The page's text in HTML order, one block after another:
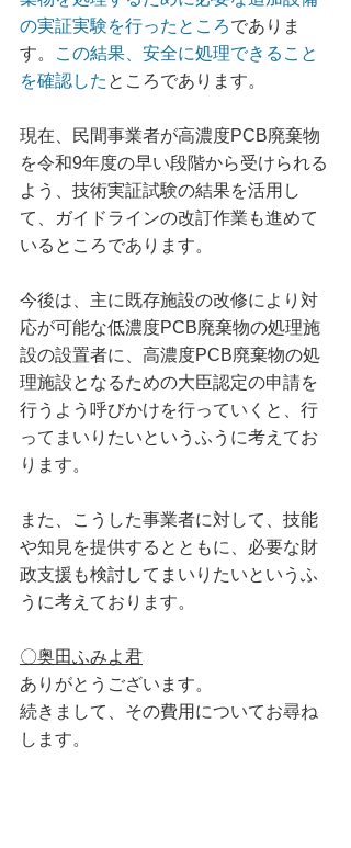
の実証実験を行ったところでありま
す。
この結果、安全に処理できること
を確認した ところであります。
現在、民間事業者が高濃度PCB廃棄物
を令和9年度の早い段階から受けられる
よう、技術実証試験の結果を活用し
て、ガイドラインの改訂作業も進めて
いるところであります。
今後は、主に既存施設の改修により対
応が可能な低濃度PCB廃棄物の処理施
設の設置者に、高濃度PCB廃棄物の処
理施設となるための大臣認定の申請を
行うよう呼びかけを行っていくと、行
ってまいりたいというふうに考えてお
ります。
また、こうした事業者に対して、技能
や知見を提供するとともに、必要な財
政支援も検討してまいりたいというふ
うに考えております。
〇奥田ふみよ君
ありがとうございます。
続きまして、その費用についてお尋ね
します。